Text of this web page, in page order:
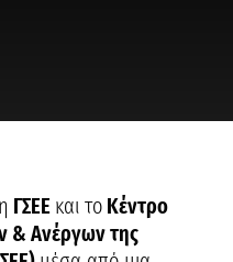
ΓΣΕΕ και το Κέντρο
& Ανέργων της